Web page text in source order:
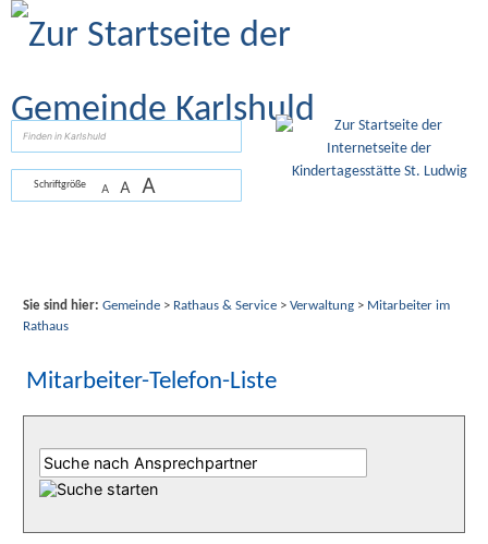
Zum Inhalt
Schriftgröße A A A
Sie sind hier: Gemeinde> Rathaus & Service> Verwaltung> Mitarbeiter im
Rathaus
Mitarbeiter-Telefon-Liste